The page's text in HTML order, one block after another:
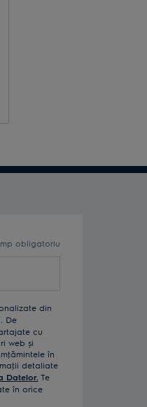
obligatoriu
din
De
cu
web și
în
detaliate
Datelor. Te
în orice